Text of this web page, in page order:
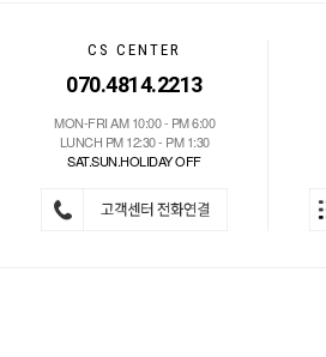
CS CENTER
070.4814.2213
MON-FRI AM 10:00 - PM 6:00
LUNCH PM 12:30 - PM 1:30
SAT.SUN.HOLIDAY OFF